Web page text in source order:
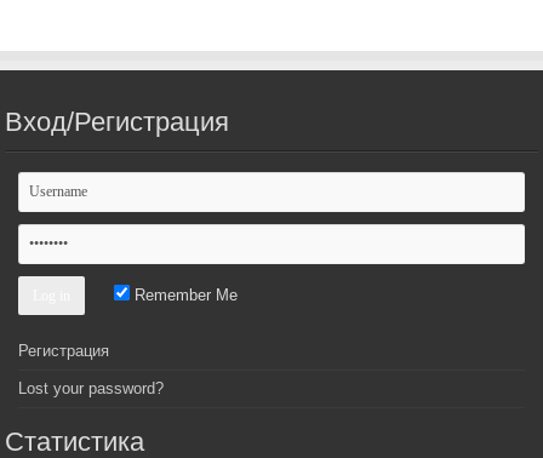
Вход/Регистрация
Remember Me
Регистрация
Lost your password?
Статистика